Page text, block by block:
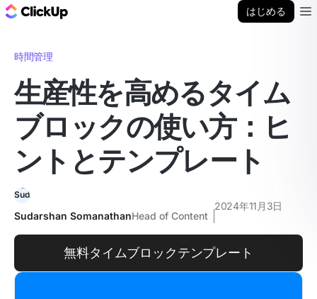
はじめる
時間管理
生産性を高めるタイム
ブロックの使い方：ヒ
ントとテンプレート
Sudarshan SomanathanHead of Content
2024年11月3日
無料タイムブロックテンプレート